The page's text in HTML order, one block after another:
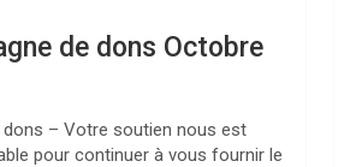
de dons Octobre
dons – Votre soutien nous est
pour continuer à vous fournir le